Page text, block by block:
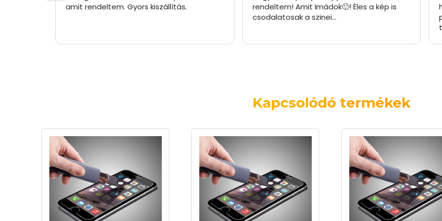
amit rendeltem. Gyors kiszállítás.
rendeltem! Amit Imádok🙂! Éles a kép is
csodalatosak a szinei…
Kapcsolódó termékek